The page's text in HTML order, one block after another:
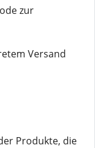
zur
Versand
Produkte, die